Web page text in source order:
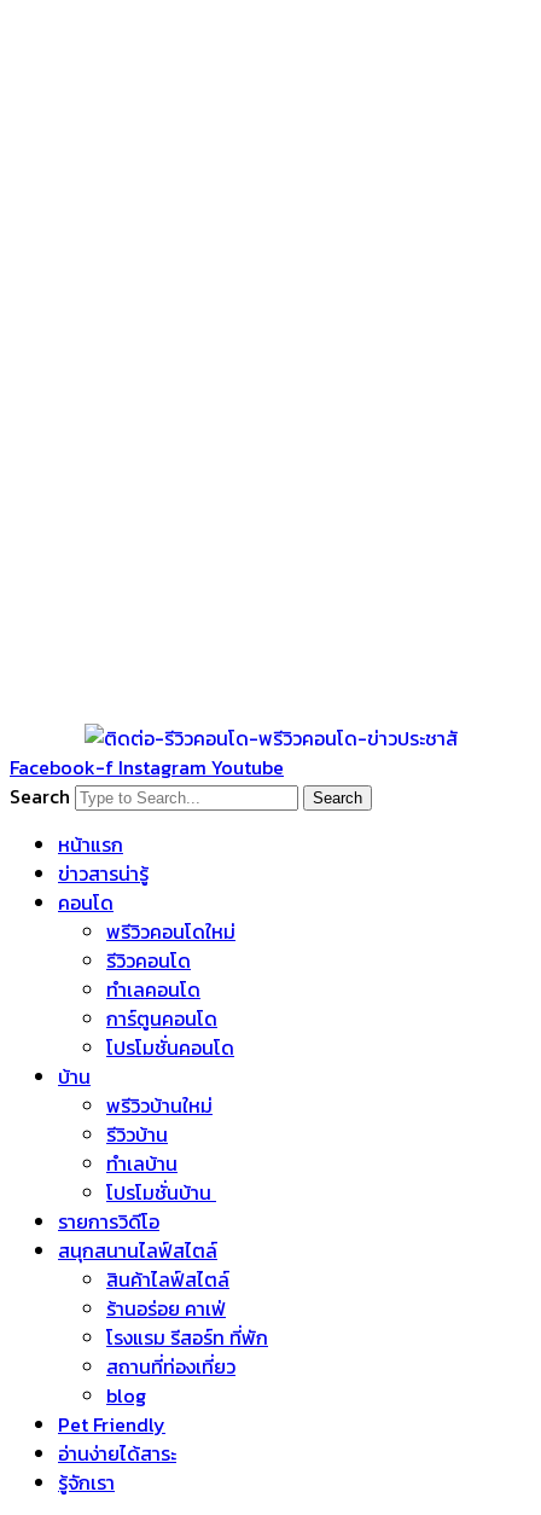
Facebook-f Instagram Youtube
Search
Search
หน้าแรก
ข่าวสารน่ารู้
คอนโด
พรีวิวคอนโดใหม่
รีวิวคอนโด
ทำเลคอนโด
การ์ตูนคอนโด
โปรโมชั่นคอนโด
บ้าน
พรีวิวบ้านใหม่
รีวิวบ้าน
ทำเลบ้าน
โปรโมชั่นบ้าน
รายการวิดีโอ
สนุกสนานไลฟ์สไตล์
สินค้าไลฟ์สไตล์
ร้านอร่อย คาเฟ่
โรงแรม รีสอร์ท ที่พัก
สถานที่ท่องเที่ยว
blog
Pet Friendly
อ่านง่ายได้สาระ
รู้จักเรา